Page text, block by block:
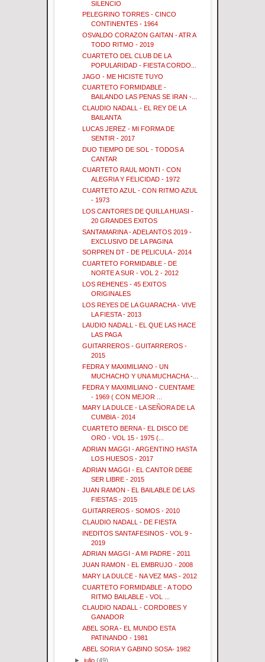
SILENCIO
PELEGRINO TORRES - CINCO
CONTINENTES - 1964
OSVALDO CORAZON GAITAN - ATR A
TODO RITMO - 2019
CUARTETO DEL CLUB DE LA
POPULARIDAD - FIESTA CORDO...
JAGO - ME HICISTE TUYO
CUARTETO FORMIDABLE -
BAILANDO LAS PENAS SE IRAN -...
CLAUDIO NADALL - EL REY DE LA
BAILANTA
LUCAS JEREZ - MI FORMA DE
SENTIR - 2017
DUO TIEMPO DE SOL - TODOS A
CANTAR
CUARTETO RAUL MONTI - CON
ALEGRIA Y FELICIDAD - 1972
CUARTETO AZUL - CON RITMO AZUL
- 1973
LOS CANTORES DE QUILLA HUASI -
20 GRANDES EXITOS
SANTAMARINA - ADELANTOS 2019 -
EXCLUSIVO DE LA PAGINA
SORPREN DT - DE PELICULA - 2014
CUARTETO FORMIDABLE - DE
NORTE A SUR - VOL 2 - 2012
LOS REHENES - 45 EXITOS
ORIGINALES
LOS REYES DE LA GUARACHA - VIVE
LA FIESTA - 2013
LAUDIO NADALL - EL QUE LAS HACE
LAS PAGA
GUITARREROS - GUITARREROS -
2015
FEDRA Y MAXIMILIANO - UN
MUCHACHO Y UNA MUCHACHA -...
FEDRA Y MAXIMILIANO - CUENTAME
- 1969 ( CON MEJOR ...
MARY LA DULCE - LA SEÑORA DE LA
CUMBIA - 2014
CUARTETO BERNA - EL DISCO DE
ORO - VOL 15 - 1975 (...
ADRIAN MAGGI - ARGENTINO HASTA
LOS HUESOS - 2017
ADRIAN MAGGI - EL CANTOR DEBE
SER LIBRE - 2015
JUAN RAMON - EL BAILABLE DE LAS
FIESTAS - 2015
GUITARREROS - SOMOS - 2010
CLAUDIO NADALL - DE FIESTA
INEDITOS SANTAFESINOS - VOL 9 -
2019
ADRIAN MAGGI - A MI PADRE - 2011
JUAN RAMON - EL EMBRUJO - 2008
MARY LA DULCE - NA VEZ MAS - 2012
CUARTETO FORMIDABLE - A TODO
RITMO BAILABLE - VOL ...
CLAUDIO NADALL - CORDOBES Y
GANADOR
ABEL SORA - EL MUNDO ESTA
PATINANDO - 1981
ABEL SORIA Y GABINO SOSA- 1982
►julio (49)